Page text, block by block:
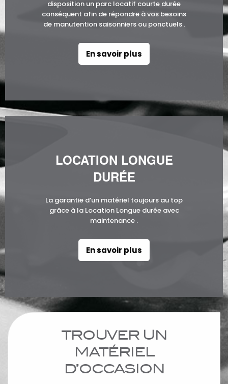
disposition un parc locatif courte durée
conséquent afin de répondre à vos besoins
de manutention saisonniers ou ponctuels .
En savoir plus
LOCATION LONGUE
DURÉE
La garantie d’un matériel toujours au top
grâce à la Location Longue durée avec
maintenance .
En savoir plus
TROUVER UN
MATÉRIEL
D’OCCASION